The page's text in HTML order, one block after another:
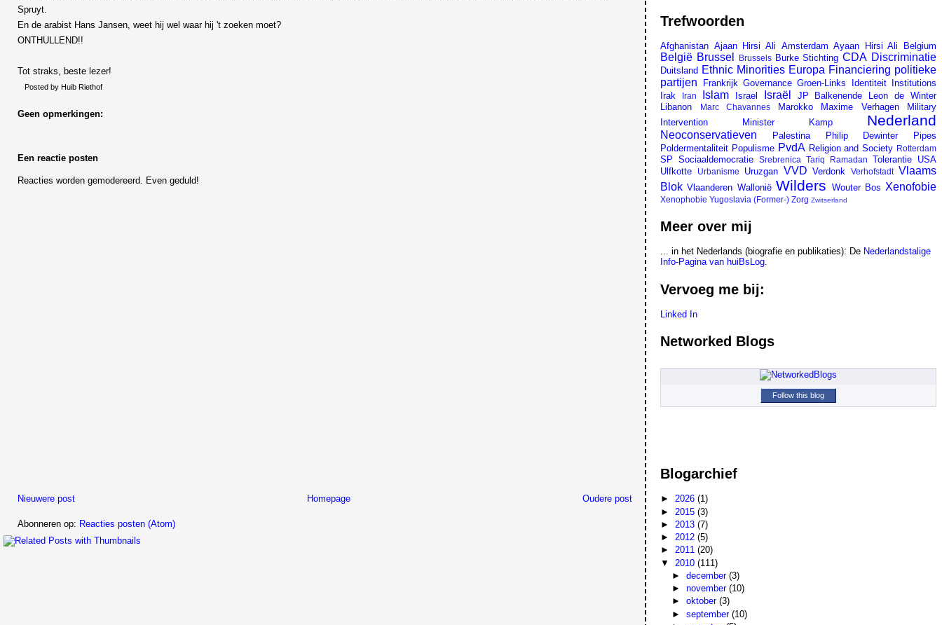
Spruyt.
En de arabist Hans Jansen, weet hij wel waar hij 't zoeken moet?
ONTHULLEND!!
Tot straks, beste lezer!
Posted by Huib Riethof
Geen opmerkingen:
Een reactie posten
Reacties worden gemodereerd. Even geduld!
Nieuwere post Oudere post
Homepage
Abonneren op: Reacties posten (Atom)
Trefwoorden
Afghanistan Ajaan Hirsi Ali Amsterdam Ayaan Hirsi Ali Belgium
België Brussel Brussels Burke Stichting CDA Discriminatie
Duitsland Ethnic Minorities Europa Financiering politieke
partijen
Frankrijk Governance Groen-Links Identiteit
Institutions
Irak
Iran Islam Israel Israël JP Balkenende
Leon de Winter
Libanon
Marc Chavannes Marokko Maxime Verhagen
Military
Intervention
Minister Kamp Nederland
Neoconservatieven Palestina Philip Dewinter
Pipes
Poldermentaliteit Populisme PvdA Religion and Society Rotterdam
SP Sociaaldemocratie Srebrenica Tariq Ramadan Tolerantie USA
Ulfkotte
Urbanisme Uruzgan VVD Verdonk Verhofstadt Vlaams
Blok Vlaanderen Wallonië Wilders Wouter Bos Xenofobie
Xenophobie Yugoslavia (Former-) Zorg Zwitserland
Meer over mij
... in het Nederlands (biografie en publikaties): De Nederlandstalige
Info-Pagina van huiBsLog.
Vervoeg me bij:
Linked In
Networked Blogs
Follow this blog
Blogarchief
►2026(1)
► 2015(3)
► 2013(7)
►2012(5)
►2011(20)
▼ 2010(111)
► december (3)
► november (10)
► oktober (3)
► september (10)